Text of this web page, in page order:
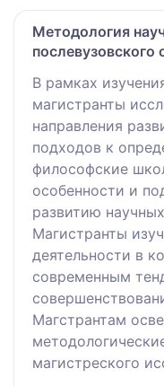
Методология
послевузовского
В рамках
магистранты
направления
подходов к
философские
особенности и
развитию
Магистранты
деятельности в
современным
Магстрантам
магистреского